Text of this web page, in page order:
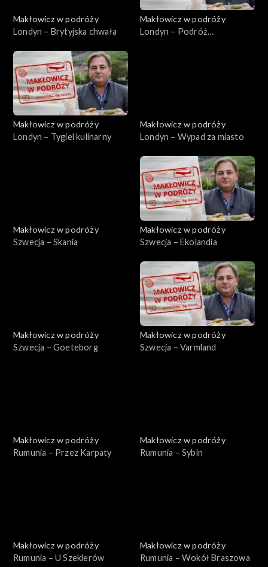
Makłowicz w podróży
Londyn – Brytyjska chwała
Makłowicz w podróży
Londyn – Podróż
Makłowicz w podróży
Londyn – Tygiel kulinarny
Makłowicz w podróży
Londyn – Wypad za miasto
Makłowicz w podróży
Szwecja – Skania
Makłowicz w podróży
Szwecja – Ekolandia
Makłowicz w podróży
Szwecja – Goeteborg
Makłowicz w podróży
Szwecja – Varmland
Makłowicz w podróży
Rumunia – Przez Karpaty
Makłowicz w podróży
Rumunia – Sybin
Makłowicz w podróży
Rumunia – U Szeklerów
Makłowicz w podróży
Rumunia – Wokół Braszowa